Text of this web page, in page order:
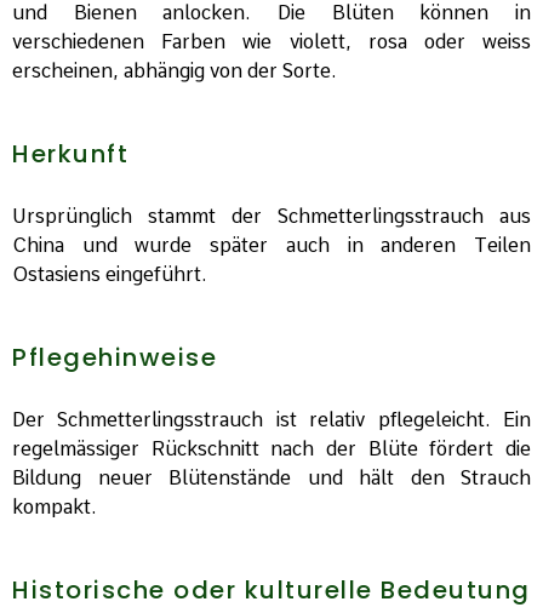
und Bienen anlocken. Die Blüten können in
verschiedenen Farben wie violett, rosa oder weiss
erscheinen, abhängig von der Sorte.
Herkunft
Ursprünglich stammt der Schmetterlingsstrauch aus
China und wurde später auch in anderen Teilen
Ostasiens eingeführt.
Pflegehinweise
Der Schmetterlingsstrauch ist relativ pflegeleicht. Ein
regelmässiger Rückschnitt nach der Blüte fördert die
Bildung neuer Blütenstände und hält den Strauch
kompakt.
Historische oder kulturelle Bedeutung